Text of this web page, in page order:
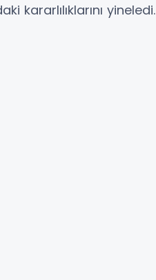
kararlılıklarını yineledi.